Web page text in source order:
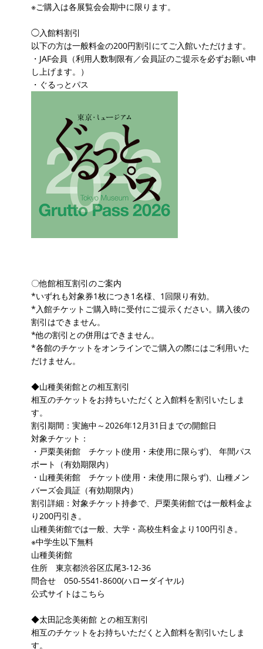
※ご購入は各展覧会会期中に限ります。
◯入館料割引
以下の方は一般料金の200円割引にてご入館いただけます。
・JAF会員（利用人数制限有／会員証のご提示を必ずお願い申
し上げます。）
・ぐるっとパス
〇他館相互割引のご案内
*いずれも対象券1枚につき1名様、1回限り有効。
*入館チケットご購入時に受付にご提示ください。購入後の
割引はできません。
*他の割引との併用はできません。
*各館のチケットをオンラインでご購入の際にはご利用いた
だけません。
◆山種美術館との相互割引
相互のチケットをお持ちいただくと入館料を割引いたしま
す。
割引期間：実施中～2026年12月31日までの開館日
対象チケット：
・戸栗美術館 チケット(使用・未使用に限らず)、 年間パス
ポート（有効期限内）
・山種美術館 チケット(使用・未使用に限らず)、山種メン
バーズ会員証（有効期限内）
割引詳細：対象チケット持参で、戸栗美術館では一般料金よ
り200円引き。
山種美術館では一般、大学・高校生料金より100円引き。
※中学生以下無料
山種美術館
住所 東京都渋谷区広尾3-12-36
問合せ 050-5541-8600(ハローダイヤル)
公式サイトはこちら
◆太田記念美術館 との相互割引
相互のチケットをお持ちいただくと入館料を割引いたしま
す。